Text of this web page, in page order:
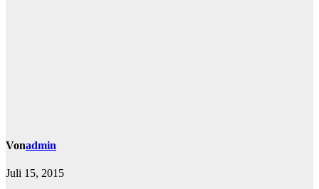
Vonadmin
Juli 15, 2015